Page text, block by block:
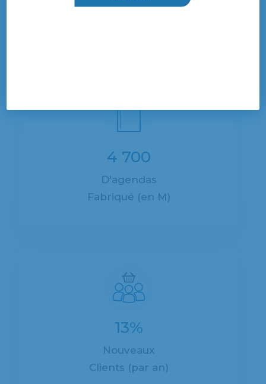
4 700
D'agendas
Fabriqué (en M)
13%
Nouveaux
Clients (par an)